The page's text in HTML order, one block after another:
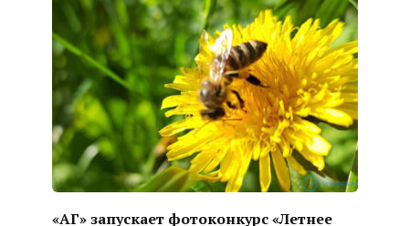
«АГ» запускает фотоконкурс «Летнее